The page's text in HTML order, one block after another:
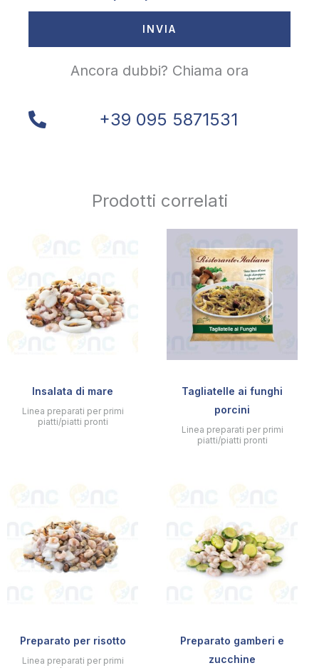
INVIA
Ancora dubbi? Chiama ora
+39 095 5871531
Prodotti correlati
Insalata di mare
Linea preparati per primi
piatti/piatti pronti
Tagliatelle ai funghi
porcini
Linea preparati per primi
piatti/piatti pronti
Preparato per risotto
Linea preparati per primi
Preparato gamberi e
zucchine